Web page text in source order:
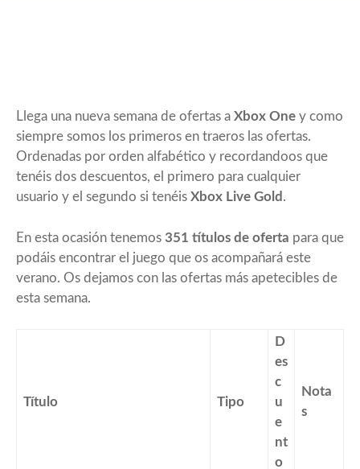
Llega una nueva semana de ofertas a Xbox One y como
siempre somos los primeros en traeros las ofertas.
Ordenadas por orden alfabético y recordandoos que
tenéis dos descuentos, el primero para cualquier
usuario y el segundo si tenéis Xbox Live Gold .
En esta ocasión tenemos 351 títulos de oferta para que
podáis encontrar el juego que os acompañará este
verano. Os dejamos con las ofertas más apetecibles de
esta semana.
Título Tipo
D
es
c
u
e
nt
o
Nota
s